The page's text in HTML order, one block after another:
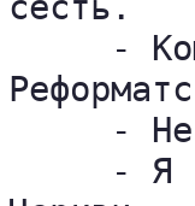
-
-
- Я